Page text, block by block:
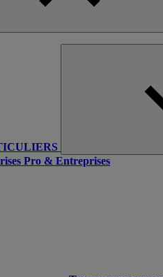
Pro & Entreprises